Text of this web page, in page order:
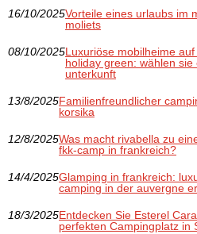
16/10/2025Vorteile eines urlaubs im
moliets
08/10/2025Luxuriöse mobilheime
holiday green: wählen sie
unterkunft
13/8/2025Familienfreundlicher
korsika
12/8/2025Was macht rivabella zu
fkk-camp in frankreich?
14/4/2025Glamping in frankreich:
camping in der auvergne
18/3/2025Entdecken Sie Esterel
perfekten Campingplatz in